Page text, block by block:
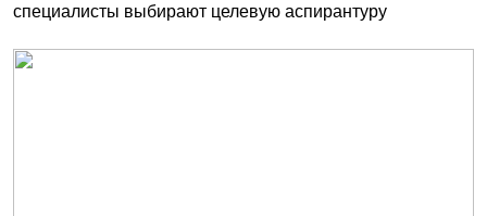
специалисты выбирают целевую аспирантуру